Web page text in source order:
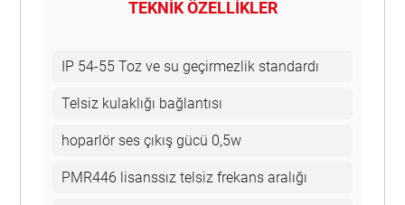
TEKNİK ÖZELLİKLER
IP 54-55 Toz ve su geçirmezlik standardı
Telsiz kulaklığı bağlantısı
hoparlör ses çıkış gücü 0,5w
PMR446 lisanssız telsiz frekans aralığı